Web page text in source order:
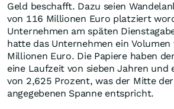
Geld beschafft. Dazu seien
von 116 Millionen Euro platziert
Unternehmen am späten
hatte das Unternehmen ein
Millionen Euro. Die Papiere haben
eine Laufzeit von sieben Jahren und
von 2,625 Prozent, was der Mitte
angegebenen Spanne entspricht.